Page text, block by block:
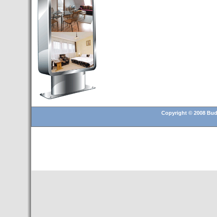
Budapest’.
- Hoteles en BUDAPEST:
Resultados octubre de 2016,
subida del 15% ocupación y
del 25,6% en el RevPar
- Nuevo Hotel en Budapest
bajo la marca Exe Hotusa
BUDAPEST
- HOTEL en Venta en
Copyright © 2008